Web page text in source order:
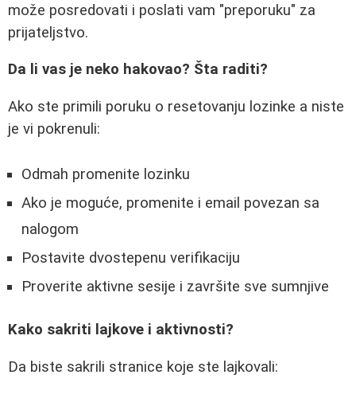
može posredovati i poslati vam "preporuku" za
prijateljstvo.
Da li vas je neko hakovao? Šta raditi?
Ako ste primili poruku o resetovanju lozinke a niste
je vi pokrenuli:
Odmah promenite lozinku
Ako je moguće, promenite i email povezan sa
nalogom
Postavite dvostepenu verifikaciju
Proverite aktivne sesije i završite sve sumnjive
Kako sakriti lajkove i aktivnosti?
Da biste sakrili stranice koje ste lajkovali: